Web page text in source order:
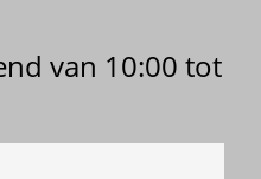
van 10:00 tot